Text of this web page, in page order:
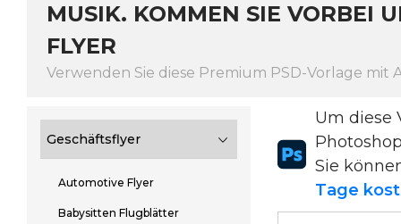
MUSIK. KOMMEN SIE VORBEI
LYER
Verwenden Sie diese Premium PSD-Vorlage mit
Geschäftsflyer
Automotive Flyer
Babysitten Flugblätter
Um diese
Sie
Tage